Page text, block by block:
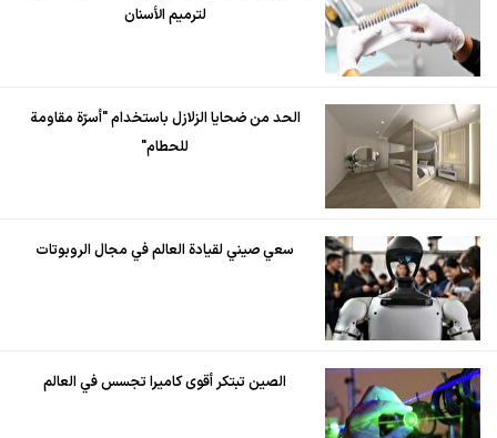
لترميم الأسنان
الحد من ضحايا الزلازل باستخدام "أسرّة مقاومة
للحطام"
سعي صيني لقيادة العالم في مجال الروبوتات
الصين تبتكر أقوى كاميرا تجسس في العالم